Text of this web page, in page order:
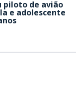
piloto de avião
e adolescente